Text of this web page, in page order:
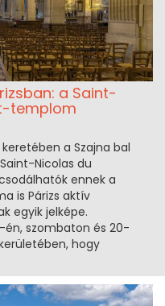
a Saint-
templom
a Szajna bal
Nicolas du
ennek a
is Párizs aktív
egyik jelképe.
én, szombaton és 20-
hogy